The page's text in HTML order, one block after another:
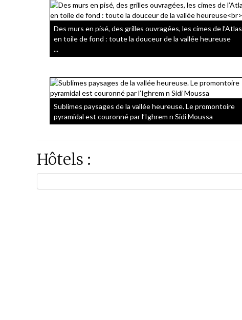
Des murs en pisé, des grilles ouvragées, les cimes de l’Atlas
en toile de fond : toute la douceur de la vallée heureuse
...
Sublimes paysages de la vallée heureuse. Le promontoire
pyramidal est couronné par l’Ighrem n Sidi Moussa
Hôtels :